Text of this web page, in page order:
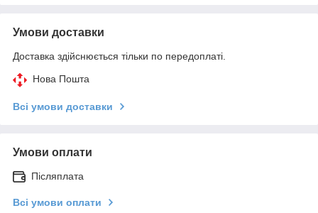
Умови доставки
Доставка здійснюється тільки по передоплаті.
Нова Пошта
Всі умови доставки
Умови оплати
Післяплата
Всі умови оплати